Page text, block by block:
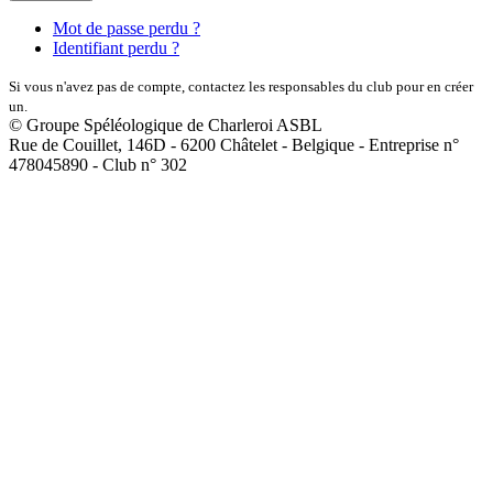
Mot de passe perdu ?
Identifiant perdu ?
Si vous n'avez pas de compte, contactez les responsables du club pour en créer
un.
© Groupe Spéléologique de Charleroi ASBL
Rue de Couillet, 146D - 6200 Châtelet - Belgique - Entreprise n°
478045890 - Club n° 302